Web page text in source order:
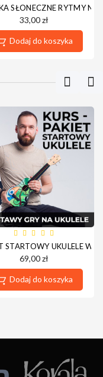
NA KEYBOARD, GITARĘ,
SŁONECZNE RYTMY NA
33,00 zł
Dodaj do koszyka
STARTOWY UKULELE
69,00 zł
Dodaj do koszyka